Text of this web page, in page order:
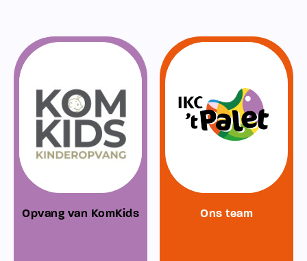
Opvang van KomKids Ons team